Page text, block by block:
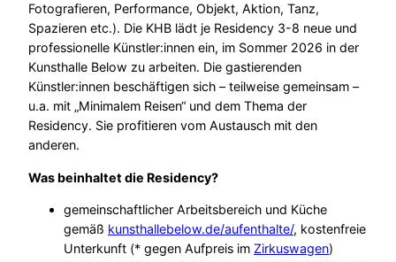
Fotografieren, Performance, Objekt, Aktion, Tanz,
Spazieren etc.). Die KHB lädt je Residency 3-8 neue und
professionelle Künstler:innen ein, im Sommer 2026 in der
Kunsthalle Below zu arbeiten. Die gastierenden
Künstler:innen beschäftigen sich – teilweise gemeinsam –
u.a. mit „Minimalem Reisen“ und dem Thema der
Residency. Sie profitieren vom Austausch mit den
anderen.
Was beinhaltet die Residency?
gemeinschaftlicher Arbeitsbereich und Küche
gemäß kunsthallebelow.de/aufenthalte/, kostenfreie
Unterkunft (* gegen Aufpreis im Zirkuswagen)